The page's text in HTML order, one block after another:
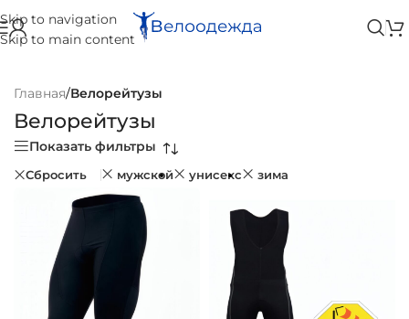
Skip to navigation
Skip to main content
Главная/Велорейтузы
Велорейтузы
Показать фильтры
Сбросить мужской унисекс зима